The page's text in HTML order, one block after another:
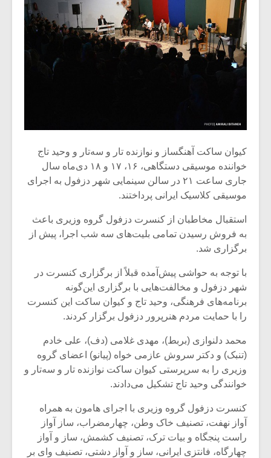
کیوان ساکت آهنگساز و نوازنده تار و سه‌تار و وحید تاج
خواننده موسیقی دستگاهی، ۱۶، ۱۷ و ۱۸ دی‌ماه سال
جاری ساعت ۲۱ در سالن سینمایی شهر دزفول به اجرای
موسیقی کلاسیک ایرانی پرداختند.
استقبال مخاطبان از کنسرت دزفول گروه وزیری باعث
به فروش رسیدن تمامی بلیت‌های سه شب اجرا، پیش از
برگزاری شد.
با توجه به حواشی پیش‌آمده قبلاً از برگزاری کنسرت در
شهر دزفول و مخالفت‌هایی با برگزاری این‌گونه
برنامه‌های فرهنگی، وحید تاج و کیوان ساکت این کنسرت
را با حمایت مردم هنرپرور دزفول برگزار کردند.
محمد دلنوازی (بربط)، مهدی غلامی (دف)، علی خادم
(تنبک) و دکتر سروش عازمی خواه (پیانو) اعضای گروه
وزیری را به سرپرستی کیوان ساکت نوازنده تار و سه‌تار و
خوانندگی وحید تاج تشکیل می‌دادند.
کنسرت دزفول گروه وزیری با اجرای هامون به همراه
آواز نهفت، تصنیف خاک وطن، چهارمضراب، ساز آواز
راست پنجگاه و بیات ترک، تصنیف کشمش، ساز و آواز
چهارگاه، فانتزی ایرانی، ساز و آواز دشتی، تصنیف وای بر
میکلوش روژا
یادداشتی بر موسیقی
متن فیلم «متری
شیش و نیم»
اگر نمی توانی
مشهورترین باشی،
بدنام ترین باش
موریس ژار
موسیقی
سکانسی
موسیقی